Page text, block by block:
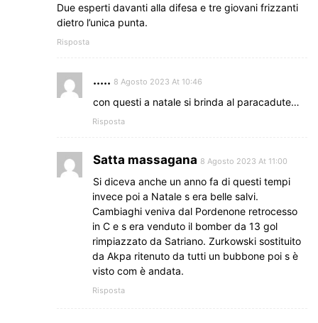
Due esperti davanti alla difesa e tre giovani frizzanti
dietro l’unica punta.
Risposta
..... 8 Agosto 2023 At 10:46
con questi a natale si brinda al paracadute…
Risposta
Satta massagana 8 Agosto 2023 At 11:00
Si diceva anche un anno fa di questi tempi
invece poi a Natale s era belle salvi.
Cambiaghi veniva dal Pordenone retrocesso
in C e s era venduto il bomber da 13 gol
rimpiazzato da Satriano. Zurkowski sostituito
da Akpa ritenuto da tutti un bubbone poi s è
visto com è andata.
Risposta